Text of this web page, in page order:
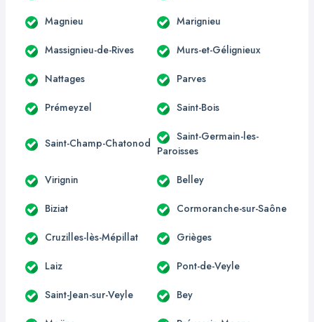
Magnieu Marignieu
Massignieu-de-Rives Murs-et-Gélignieux
Nattages Parves
Prémeyzel Saint-Bois
Saint-Champ-Chatonod
Saint-Germain-les-
Paroisses
Virignin Belley
Biziat Cormoranche-sur-Saône
Cruzilles-lès-Mépillat Grièges
Laiz Pont-de-Veyle
Saint-Jean-sur-Veyle Bey